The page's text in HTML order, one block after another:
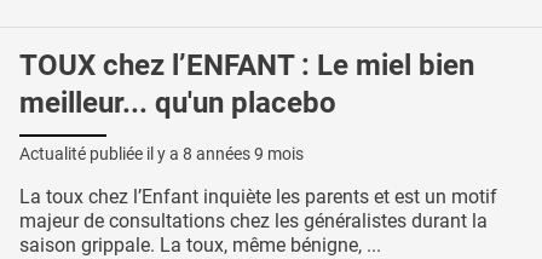
TOUX chez l’ENFANT : Le miel bien
meilleur... qu'un placebo
Actualité publiée il y a 8 années 9 mois
La toux chez l’Enfant inquiète les parents et est un motif
majeur de consultations chez les généralistes durant la
saison grippale. La toux, même bénigne, ...